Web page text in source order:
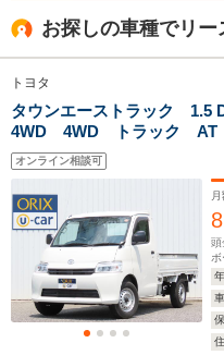
サイズ
全高
1.89m
全幅
1.68m
ホイールベー
-m
お探しの車種でリ
トヨタ
タウンエーストラック 1.5
4WD 4WD トラック AT
ーレスエントリー アイド
ESC パワーステアリング
エアバッグ 助手席エアバッ
オンライン相談可
頭
ボ